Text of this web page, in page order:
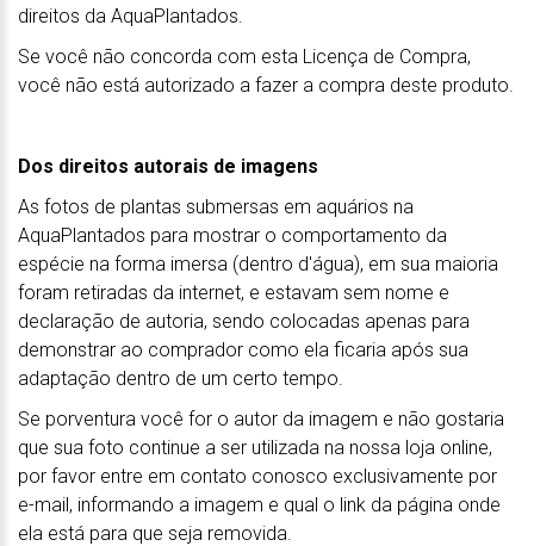
direitos da AquaPlantados.
Se você não concorda com esta Licença de Compra,
você não está autorizado a fazer a compra deste produto.
Dos direitos autorais de imagens
As fotos de plantas submersas em aquários na
AquaPlantados para mostrar o comportamento da
espécie na forma imersa (dentro d'água), em sua maioria
foram retiradas da internet, e estavam sem nome e
declaração de autoria, sendo colocadas apenas para
demonstrar ao comprador como ela ficaria após sua
adaptação dentro de um certo tempo.
Se porventura você for o autor da imagem e não gostaria
que sua foto continue a ser utilizada na nossa loja online,
por favor entre em contato conosco exclusivamente por
e-mail, informando a imagem e qual o link da página onde
ela está para que seja removida.